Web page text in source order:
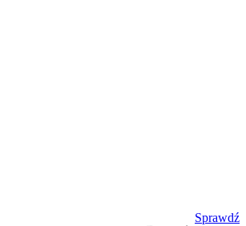
Sprawdź